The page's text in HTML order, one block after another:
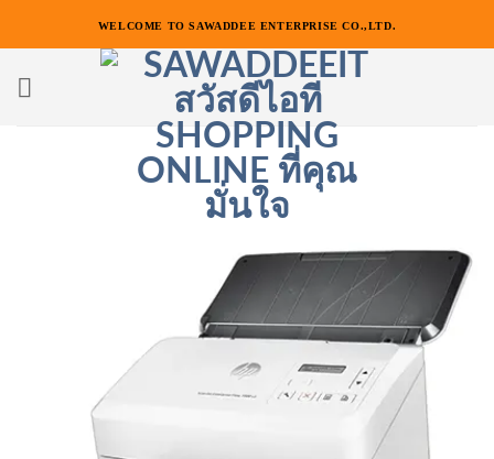
เนื้อหา
WELCOME TO SAWADDEE ENTERPRISE CO.,LTD.